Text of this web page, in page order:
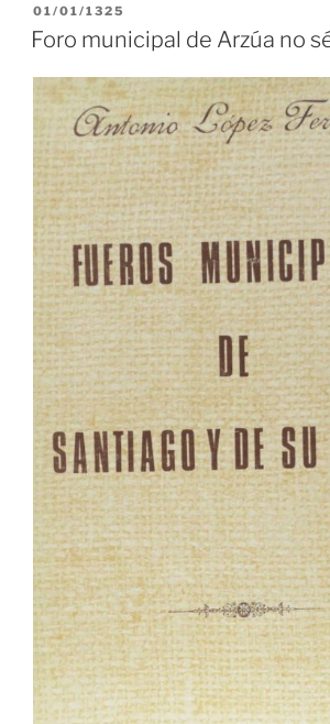
PUBLICADO
EN
01/01/1325
Foro municipal de Arzúa no